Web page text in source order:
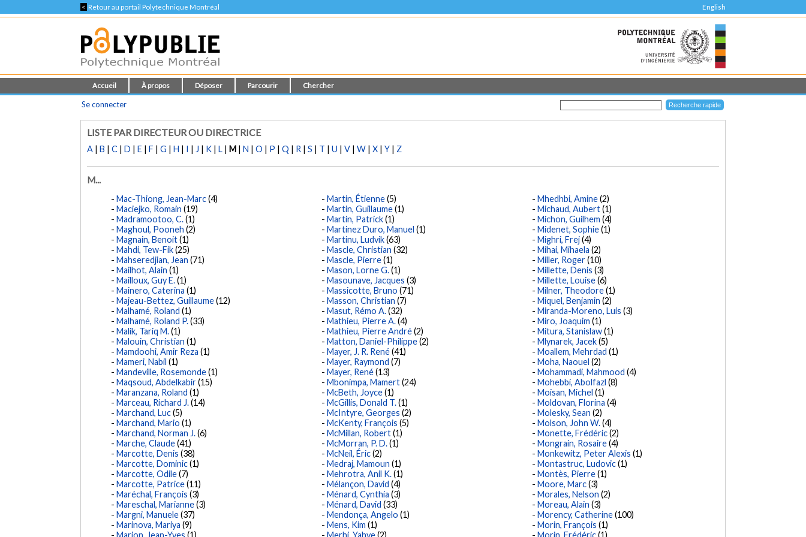
< Retour au portail Polytechnique Montréal English
Accueil À propos Déposer Parcourir Chercher
Se connecter
LISTE PAR DIRECTEUR OU DIRECTRICE
A |B |C |D |E |F |G |H | I | J | K |L |M |N |O | P |Q | R |S | T |U |V |W |X |Y | Z
M...
Mac-Thiong, Jean-Marc(4)
Maciejko, Romain (19)
Madramootoo, C.(1)
Maghoul, Pooneh (2)
Magnain, Benoit(1)
Mahdi, Tew-Fik(25)
Mahseredjian, Jean (71)
Mailhot, Alain (1)
Mailloux, Guy E.(1)
Mainero, Caterina (1)
Majeau-Bettez, Guillaume(12)
Malhamé, Roland (1)
Malhamé, Roland P.(33)
Malik, Tariq M.(1)
Malouin, Christian (1)
Mamdoohi, Amir Reza (1)
Mameri, Nabil (1)
Mandeville, Rosemonde(1)
Maqsoud, Abdelkabir(15)
Maranzana, Roland (1)
Marceau, Richard J.(14)
Marchand, Luc(5)
Marchand, Mario (1)
Marchand, Norman J.(6)
Marche, Claude(41)
Marcotte, Denis (38)
Marcotte, Dominic(1)
Marcotte, Odile(7)
Marcotte, Patrice(11)
Maréchal, François (3)
Mareschal, Marianne(3)
Margni, Manuele(37)
Marinova, Mariya (9)
Marion, Jean-Yves (1)
Martin, Étienne(5)
Martin, Guillaume(1)
Martin, Patrick(1)
Martinez Duro, Manuel (1)
Martinu, Ludvik(63)
Mascle, Christian (32)
Mascle, Pierre(1)
Mason, Lorne G.(1)
Masounave, Jacques (3)
Massicotte, Bruno (71)
Masson, Christian (7)
Masut, Rémo A.(32)
Mathieu, Pierre A.(4)
Mathieu, Pierre André(2)
Matton, Daniel-Philippe(2)
Mayer, J. R. René(41)
Mayer, Raymond (7)
Mayer, René(13)
Mbonimpa, Mamert(24)
McBeth, Joyce(1)
McGillis, Donald T.(1)
McIntyre, Georges (2)
McKenty, François (5)
McMillan, Robert(1)
McMorran, P. D.(1)
McNeil, Éric(2)
Medraj, Mamoun (1)
Mehrotra, Anil K.(1)
Mélançon, David (4)
Ménard, Cynthia (3)
Ménard, David (33)
Mendonça, Angelo (1)
Mens, Kim (1)
Merhi, Yahye(2)
Mhedhbi, Amine(2)
Michaud, Aubert(1)
Michon, Guilhem (4)
Midenet, Sophie(1)
Mighri, Frej(4)
Mihai, Mihaela (2)
Miller, Roger(10)
Millette, Denis (3)
Millette, Louise(6)
Milner, Theodore(1)
Miquel, Benjamin (2)
Miranda-Moreno, Luis (3)
Miro, Joaquim (1)
Mitura, Stanislaw(1)
Mlynarek, Jacek(5)
Moallem, Mehrdad (1)
Moha, Naouel (2)
Mohammadi, Mahmood (4)
Mohebbi, Abolfazl (8)
Moisan, Michel (1)
Moldovan, Florina (4)
Molesky, Sean (2)
Molson, John W.(4)
Monette, Frédéric(2)
Mongrain, Rosaire(4)
Monkewitz, Peter Alexis (1)
Montastruc, Ludovic(1)
Montès, Pierre(1)
Moore, Marc(3)
Morales, Nelson (2)
Moreau, Alain (3)
Morency, Catherine(100)
Morin, François (1)
Morin, Frédéric(1)